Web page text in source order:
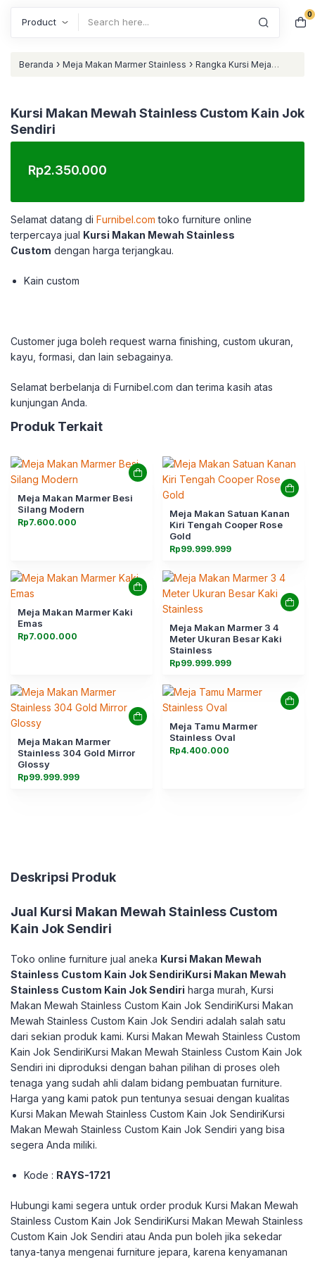
0
Beranda › Meja Makan Marmer Stainless › Rangka Kursi Meja
Kursi Makan Mewah Stainless Custom Kain Jok
Sendiri
Rp2.350.000
Selamat datang di Furnibel.com toko furniture online
terpercaya jual Kursi Makan Mewah Stainless
Custom dengan harga terjangkau.
Kain custom
Customer juga boleh request warna finishing, custom ukuran,
kayu, formasi, dan lain sebagainya.
Selamat berbelanja di Furnibel.com dan terima kasih atas
kunjungan Anda.
Produk Terkait
Meja Makan Marmer Besi
Silang Modern
Rp7.600.000
Meja Makan Satuan Kanan
Kiri Tengah Cooper Rose
Gold
Rp99.999.999
Meja Makan Marmer Kaki
Emas
Rp7.000.000
Meja Makan Marmer 3 4
Meter Ukuran Besar Kaki
Stainless
Rp99.999.999
Meja Makan Marmer
Stainless 304 Gold Mirror
Glossy
Rp99.999.999
Meja Tamu Marmer
Stainless Oval
Rp4.400.000
Deskripsi Produk
Jual Kursi Makan Mewah Stainless Custom
Kain Jok Sendiri
Toko online furniture jual aneka Kursi Makan Mewah
Stainless Custom Kain Jok SendiriKursi Makan Mewah
Stainless Custom Kain Jok Sendiri harga murah, Kursi
Makan Mewah Stainless Custom Kain Jok SendiriKursi Makan
Mewah Stainless Custom Kain Jok Sendiri adalah salah satu
dari sekian produk kami. Kursi Makan Mewah Stainless Custom
Kain Jok SendiriKursi Makan Mewah Stainless Custom Kain Jok
Sendiri ini diproduksi dengan bahan pilihan di proses oleh
tenaga yang sudah ahli dalam bidang pembuatan furniture.
Harga yang kami patok pun tentunya sesuai dengan kualitas
Kursi Makan Mewah Stainless Custom Kain Jok SendiriKursi
Makan Mewah Stainless Custom Kain Jok Sendiri yang bisa
segera Anda miliki.
Kode : RAYS-1721
Hubungi kami segera untuk order produk Kursi Makan Mewah
Stainless Custom Kain Jok SendiriKursi Makan Mewah Stainless
Custom Kain Jok Sendiri atau Anda pun boleh jika sekedar
tanya-tanya mengenai furniture jepara, karena kenyamanan